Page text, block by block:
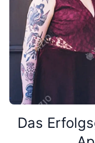
Das